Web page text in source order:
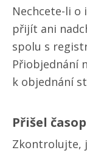
Nechcete-li o
přijít ani
spolu s
Přiobjednání
k objednání
Přišel
Zkontrolujte,